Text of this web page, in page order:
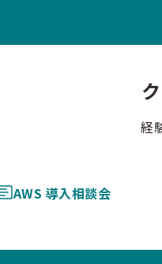
経
AWS 導入相談会